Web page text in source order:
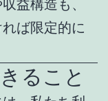
益構造も、
ば限定的に
ること